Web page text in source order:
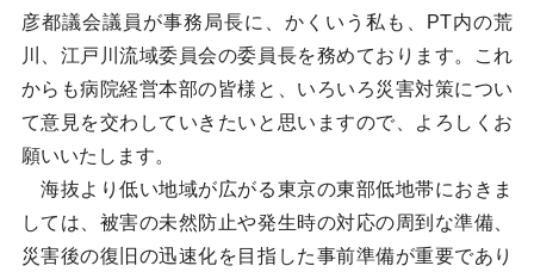
彦都議会議員が事務局長に、かくいう私も、PT内の荒
川、江戸川流域委員会の委員長を務めております。これ
からも病院経営本部の皆様と、いろいろ災害対策につい
て意見を交わしていきたいと思いますので、よろしくお
願いいたします。
海抜より低い地域が広がる東京の東部低地帯におきま
しては、被害の未然防止や発生時の対応の周到な準備、
災害後の復旧の迅速化を目指した事前準備が重要であり